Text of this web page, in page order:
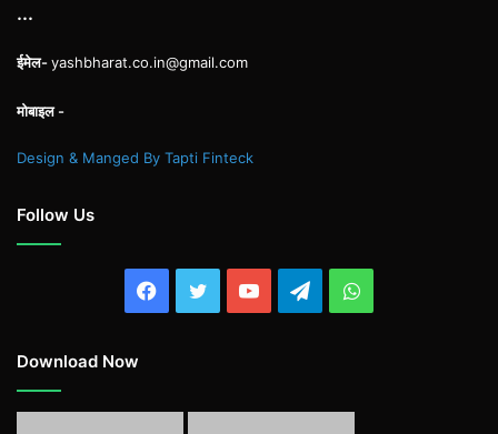
...
ईमेल-yashbharat.co.in@gmail.com
मोबाइल -
Design & Manged By Tapti Finteck
Follow Us
Facebook
TwitterYouTubeTelegramWhatsApp
Download Now